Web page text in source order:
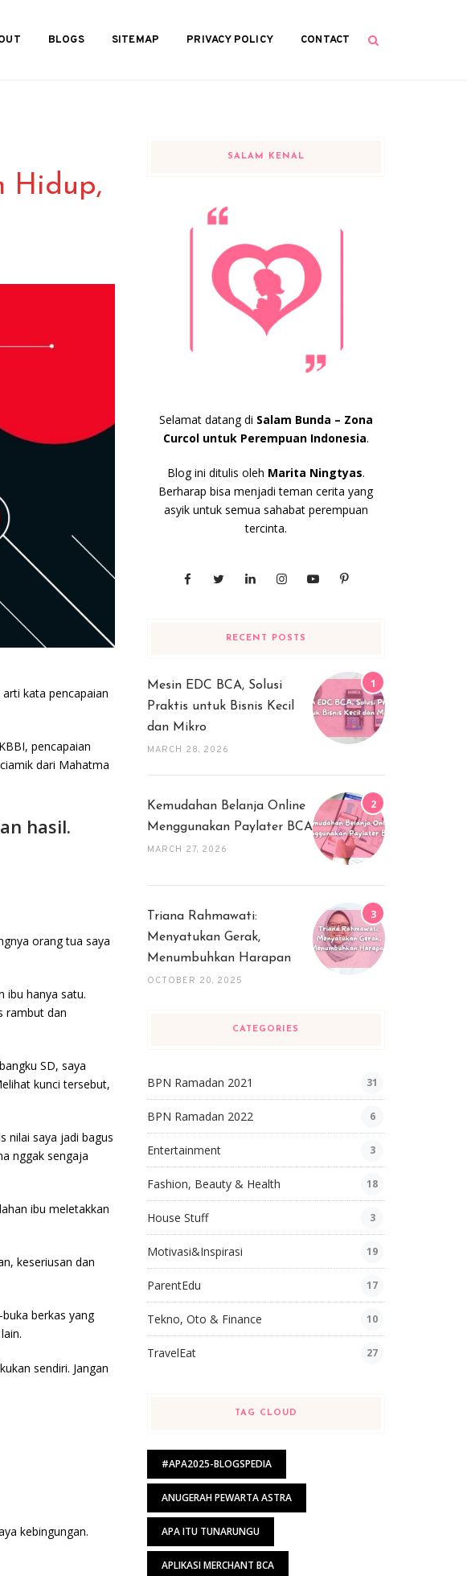
BLOGS SITEMAP PRIVACY POLICY CONTACT
Hidup,
kata pencapaian
pencapaian
dari Mahatma
hasil.
orang tua saya
ibu hanya satu.
rambut dan
SD, saya
kunci tersebut,
nilai saya jadi bagus
nggak sengaja
ibu meletakkan
keseriusan dan
berkas yang
sendiri. Jangan
kebingungan.
SALAM KENAL
Selamat datang di Salam Bunda – Zona
Curcol untuk Perempuan Indonesia.
Blog ini ditulis oleh Marita Ningtyas.
Berharap bisa menjadi teman cerita yang
asyik untuk semua sahabat perempuan
tercinta.
RECENT POSTS
Mesin EDC BCA, Solusi
Praktis untuk Bisnis Kecil
dan Mikro
MARCH 28, 2026
Kemudahan Belanja Online
Menggunakan Paylater BCA
MARCH 27, 2026
Triana Rahmawati:
Menyatukan Gerak,
Menumbuhkan Harapan
OCTOBER 20, 2025
CATEGORIES
BPN Ramadan 2021 31
BPN Ramadan 2022 6
Entertainment 3
Fashion, Beauty & Health 18
House Stuff 3
Motivasi&Inspirasi 19
ParentEdu 17
Tekno, Oto & Finance 10
TravelEat 27
TAG CLOUD
#APA2025-BLOGSPEDIA
ANUGERAH PEWARTA ASTRA
APA ITU TUNARUNGU
APLIKASI MERCHANT BCA